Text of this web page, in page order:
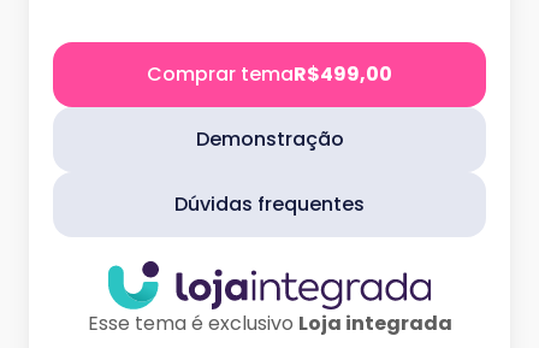
Comprar temaR$499,00
Demonstração
Dúvidas frequentes
Esse tema é exclusivo Loja integrada